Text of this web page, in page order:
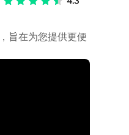
旨在为您提供更便